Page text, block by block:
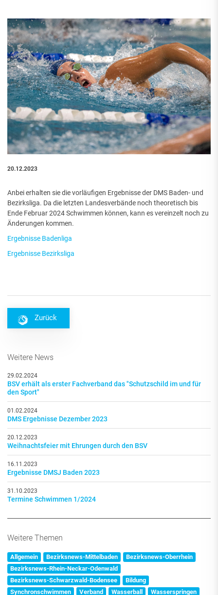
20.12.2023
Anbei erhalten sie die vorläufigen Ergebnisse der DMS Baden- und
Bezirksliga. Da die letzten Landesverbände noch theoretisch bis
Ende Februar 2024 Schwimmen können, kann es vereinzelt noch zu
Änderungen kommen.
Ergebnisse Badenliga
Ergebnisse Bezirksliga
Zurück
Weitere News
29.02.2024
BSV erhält als erster Fachverband das "Schutzschild im und für
den Sport"
01.02.2024
DMS Ergebnisse Dezember 2023
20.12.2023
Weihnachtsfeier mit Ehrungen durch den BSV
16.11.2023
Ergebnisse DMSJ Baden 2023
31.10.2023
Termine Schwimmen 1/2024
Weitere Themen
Allgemein Bezirksnews-Mittelbaden
Bezirksnews-Oberrhein
Bezirksnews-Rhein-Neckar-Odenwald
Bezirksnews-Schwarzwald-Bodensee
Bildung
Synchronschwimmen
Verband Wasserball Wasserspringen